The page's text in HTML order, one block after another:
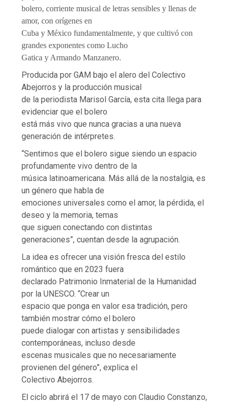
bolero, corriente musical de letras sensibles y llenas de
amor, con orígenes en
Cuba y México fundamentalmente, y que cultivó con
grandes exponentes como Lucho
Gatica y Armando Manzanero.
Producida por GAM bajo el alero del Colectivo
Abejorros y la producción musical
de la periodista Marisol García, esta cita llega para
evidenciar que el bolero
está más vivo que nunca gracias a una nueva
generación de intérpretes.
“Sentimos que el bolero sigue siendo un espacio
profundamente vivo dentro de la
música latinoamericana. Más allá de la nostalgia, es
un género que habla de
emociones universales como el amor, la pérdida, el
deseo y la memoria, temas
que siguen conectando con distintas
generaciones”, cuentan desde la agrupación.
La idea es ofrecer una visión fresca del estilo
romántico que en 2023 fuera
declarado Patrimonio Inmaterial de la Humanidad
por la UNESCO. “Crear un
espacio que ponga en valor esa tradición, pero
también mostrar cómo el bolero
puede dialogar con artistas y sensibilidades
contemporáneas, incluso desde
escenas musicales que no necesariamente
provienen del género”, explica el
Colectivo Abejorros.
El ciclo abrirá el 17 de mayo con Claudio Constanzo,